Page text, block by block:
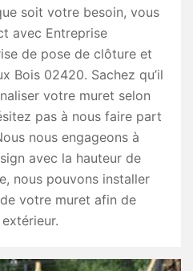
soit votre besoin, vous
avec Entreprise
de pose de clôture et
Bois 02420. Sachez qu’il
votre muret selon
pas à nous faire part
nous engageons à
avec la hauteur de
nous pouvons installer
votre muret afin de